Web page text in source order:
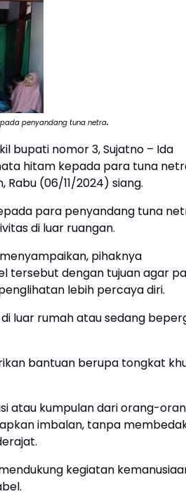
penyandang tuna netra.
bupati nomor 3, Sujatno – Ida
hitam kepada para tuna
(06/11/2024) siang.
para penyandang tuna
di luar ruangan.
pihaknya
tersebut dengan tujuan agar
lebih percaya diri.
luar rumah atau sedang
bantuan berupa tongkat
atau kumpulan dari orang-
imbalan, tanpa
kegiatan